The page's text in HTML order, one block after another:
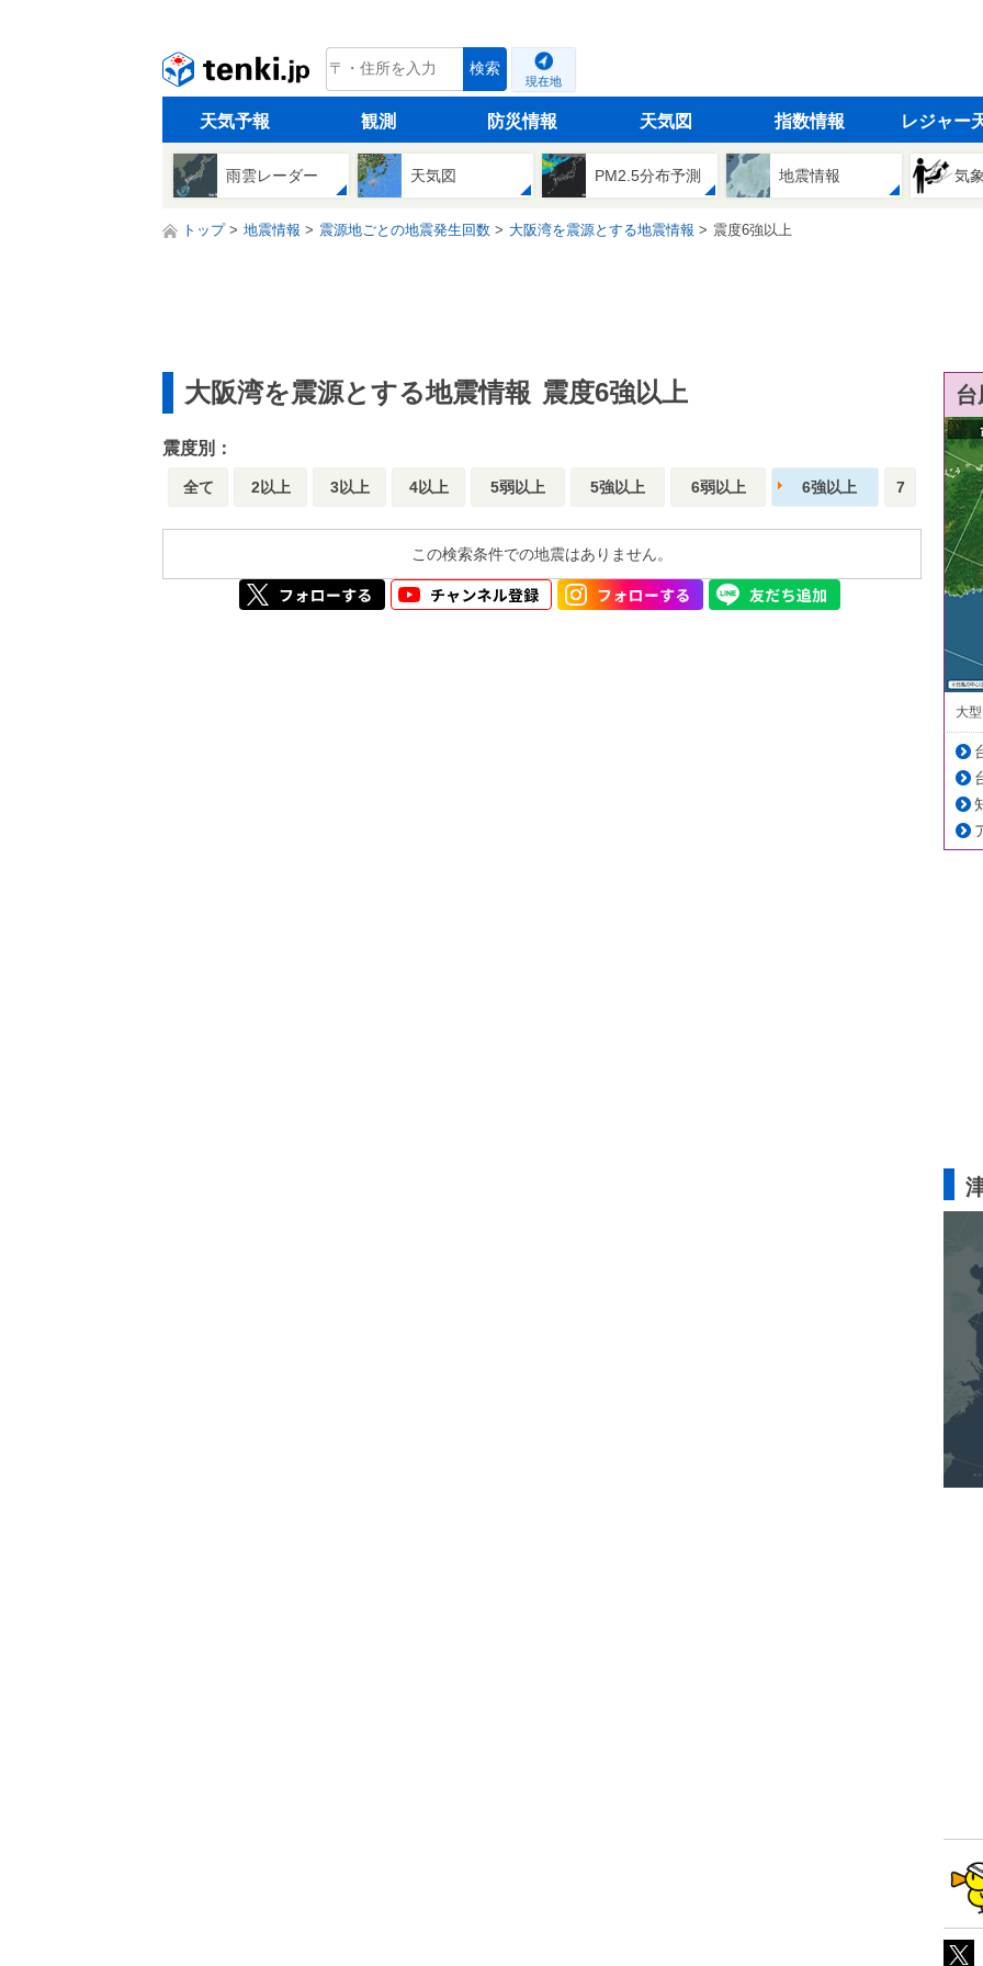
tenki.jp 検索
現在地
天気予報 観測 防災情報 天気図 指数情報 レジャー
雨雲レーダー 天気図 PM2.5分布予測 地震情報 気
トップ 地震情報 震源地ごとの地震発生回数 大阪湾を震源とする地震情報 震度6強以上
大阪湾を震源とする地震情報 震度6強以上
震度別：
全て 2以上 3以上 4以上 5弱以上 5強以上 6弱以上 6強以上 7
この検索条件での地震はありません。
大